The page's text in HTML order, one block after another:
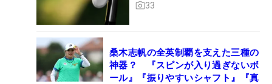
33
桑木志帆の全英制覇を支えた三種の
神器？ 『スピンが入り過ぎないボ
ール』『振りやすいシャフト』『真